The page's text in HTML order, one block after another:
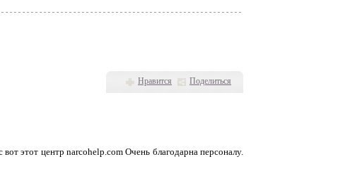
Нравится Поделиться
этот центр narcohelp.com Очень благодарна персоналу.